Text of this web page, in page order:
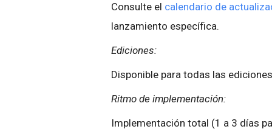
Consulte el calendario de
lanzamiento específica.
Ediciones:
Disponible para todas las
Ritmo de implementación:
Implementación total (1 a 3 días